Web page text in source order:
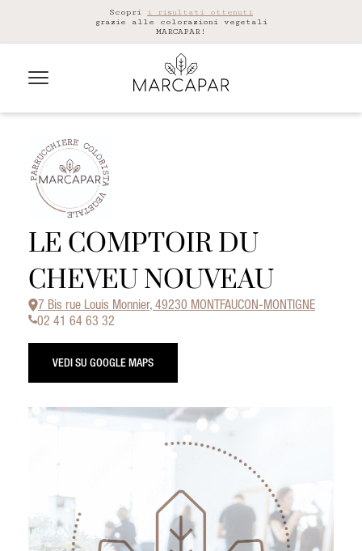
Scopri i risultati ottenuti
grazie alle colorazioni vegetali
MARCAPAR!
LE COMPTOIR DU
CHEVEU NOUVEAU
7 Bis rue Louis Monnier, 49230 MONTFAUCON-MONTIGNE
02 41 64 63 32
VEDI SU GOOGLE MAPS